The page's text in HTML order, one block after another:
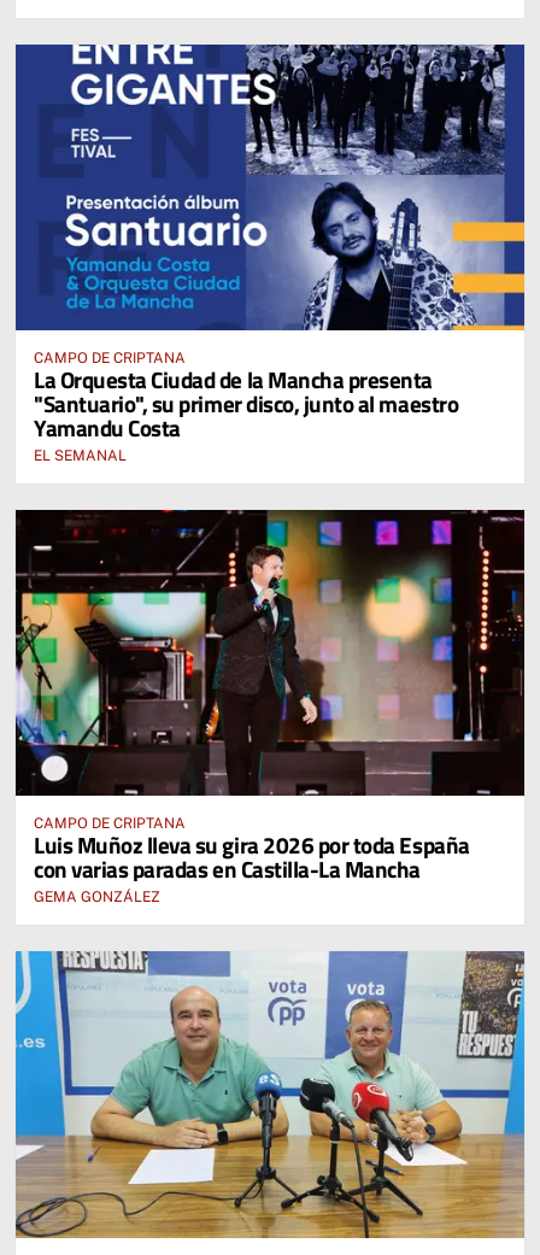
CAMPO DE CRIPTANA
La Orquesta Ciudad de la Mancha presenta
"Santuario", su primer disco, junto al maestro
Yamandu Costa
EL SEMANAL
CAMPO DE CRIPTANA
Luis Muñoz lleva su gira 2026 por toda España
con varias paradas en Castilla-La Mancha
GEMA GONZÁLEZ